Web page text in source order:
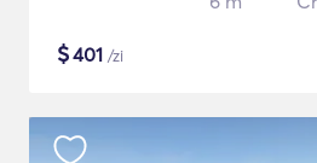
$401 /zi